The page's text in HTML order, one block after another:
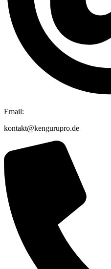
Email:
kontakt@kengurupro.de